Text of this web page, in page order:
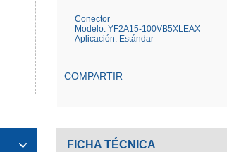
Conector
Modelo: YF2A15-100VB5XLEAX
Aplicación: Estándar
COMPARTIR
FICHA TÉCNICA